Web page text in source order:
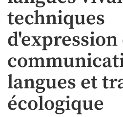
techniques
d'expression
langues et
écologique